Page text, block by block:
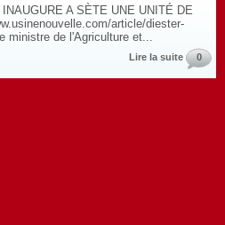
A SÈTE UNE UNITÉ DE
article/diester-
ministre de l'Agriculture et...
Lire la suite 0